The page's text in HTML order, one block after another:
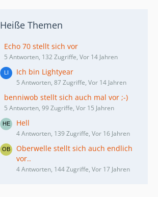
Heiße Themen
Echo 70 stellt sich vor
5 Antworten, 132 Zugriffe, Vor 14 Jahren
Ich bin Lightyear
5 Antworten, 87 Zugriffe, Vor 14 Jahren
benniwob stellt sich auch mal vor ;-)
5 Antworten, 99 Zugriffe, Vor 15 Jahren
Hell
4 Antworten, 139 Zugriffe, Vor 16 Jahren
Oberwelle stellt sich auch endlich
vor..
4 Antworten, 144 Zugriffe, Vor 17 Jahren